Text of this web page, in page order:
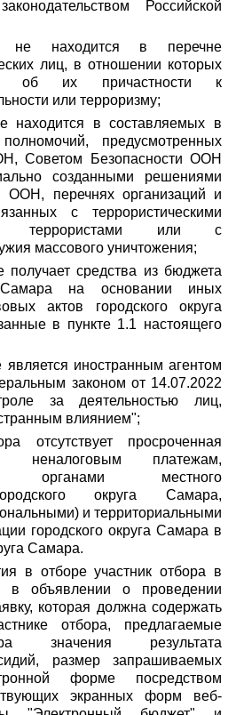
Российской
не находится в перечне
лиц, в отношении которых
об их причастности к
или терроризму;
находится в составляемых в
предусмотренных
Советом Безопасности ООН
созданными решениями
ООН, перечнях организаций и
с террористическими
и террористами или с
массового уничтожения;
получает средства из бюджета
Самара на основании иных
актов городского округа
в пункте 1.1 настоящего
является иностранным агентом
законом от 14.07.2022
за деятельностью лиц,
влиянием";
отсутствует просроченная
неналоговым платежам,
органами местного
округа Самара,
и территориальными
городского округа Самара в
Самара.
в отборе участник отбора в
в объявлении о проведении
которая должна содержать
отбора, предлагаемые
значения результата
размер запрашиваемых
форме посредством
экранных форм веб-